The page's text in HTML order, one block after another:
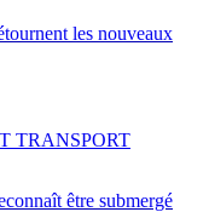
les nouveaux
être submergé
TRANSPORT